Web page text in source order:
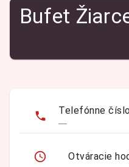
Bufet
Telefónne číslo
—
Otváracie